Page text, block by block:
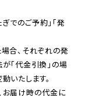
ぎでのご予約」「発
合、それぞれの発
「代金引換」の場
お届け時の代金に